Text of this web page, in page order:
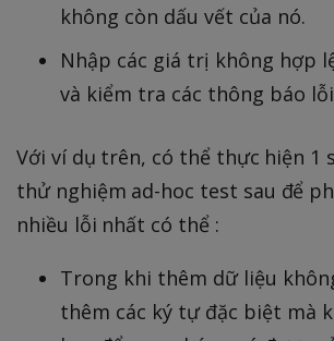
không còn dấu vết của nó.
Nhập các giá trị không hợp
và kiểm tra các thông báo
Với ví dụ trên, có thể thực hiện 1
thử nghiệm ad-hoc test sau để
nhiều lỗi nhất có thể :
Trong khi thêm dữ liệu
thêm các ký tự đặc biệt mà